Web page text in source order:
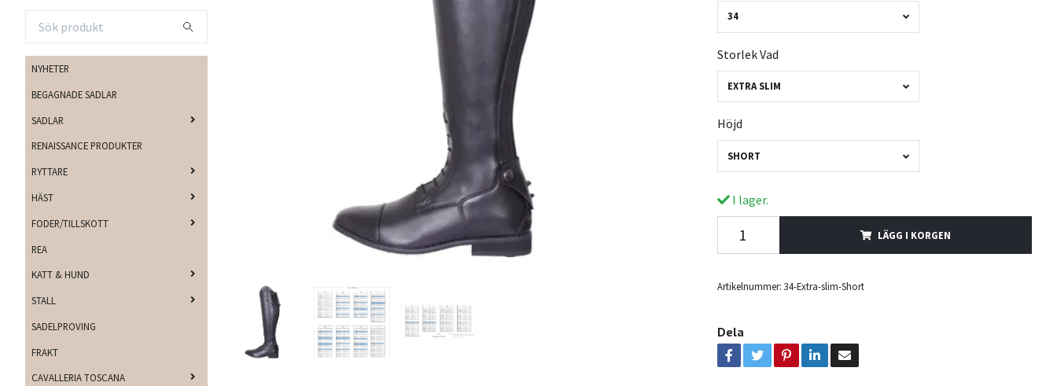
NYHETER
BEGAGNADE SADLAR
SADLAR
RENAISSANCE PRODUKTER
RYTTARE
HÄST
FODER/TILLSKOTT
REA
KATT & HUND
STALL
SADELPROVING
FRAKT
CAVALLERIA TOSCANA
34
Storlek Vad
EXTRA SLIM
Höjd
SHORT
I lager.
LÄGG I KORGEN
Artikelnummer: 34-Extra-slim-Short
Dela